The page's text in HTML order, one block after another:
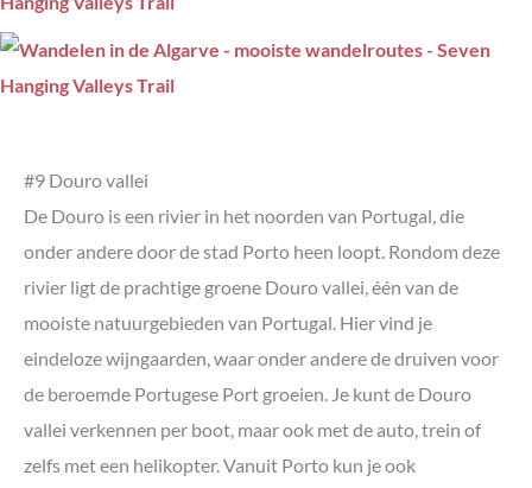
#9 Douro vallei
De Douro is een rivier in het noorden van Portugal, die
onder andere door de stad Porto heen loopt. Rondom deze
rivier ligt de prachtige groene Douro vallei, één van de
mooiste natuurgebieden van Portugal. Hier vind je
eindeloze wijngaarden, waar onder andere de druiven voor
de beroemde Portugese Port groeien. Je kunt de Douro
vallei verkennen per boot, maar ook met de auto, trein of
zelfs met een helikopter. Vanuit Porto kun je ook